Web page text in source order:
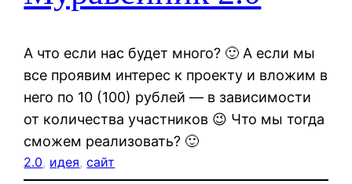
А что если нас будет много? 🙂 А если мы
все проявим интерес к проекту и вложим в
него по 10 (100) рублей — в зависимости
от количества участников 😉 Что мы тогда
сможем реализовать? 🙂
2.0, идея, сайт